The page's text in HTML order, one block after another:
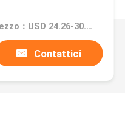
Prezzo：USD 24.26-30.44Pieces
Contattici